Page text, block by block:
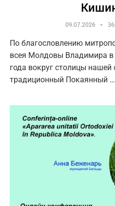
09.07.2026
По благословлению
всея Молдовы Владимира в
года вокруг столицы
традиционный Покаянный …